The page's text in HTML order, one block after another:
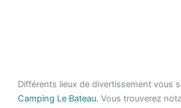
Différents lieux de divertissement vous
Camping Le Bateau. Vous trouverez